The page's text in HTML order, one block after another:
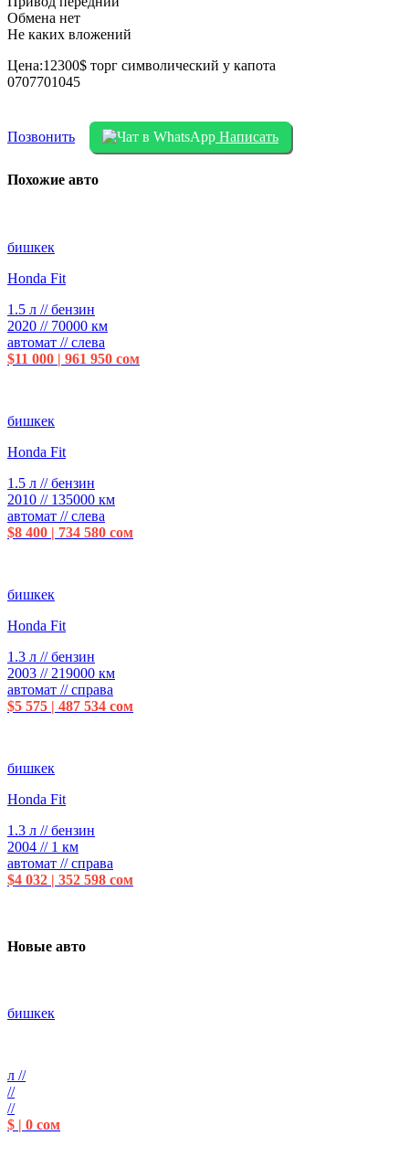
Обмена нет
Не каких вложений
Цена:12300$ торг символический у капота
0707701045
Позвонить Написать
Похожие авто
бишкек
Honda Fit
1.5 л // бензин
2020 // 70000 км
автомат // слева
$11 000 | 961 950 сом
бишкек
Honda Fit
1.5 л // бензин
2010 // 135000 км
автомат // слева
$8 400 | 734 580 сом
бишкек
Honda Fit
1.3 л // бензин
2003 // 219000 км
автомат // справа
$5 575 | 487 534 сом
бишкек
Honda Fit
1.3 л // бензин
2004 // 1 км
автомат // справа
$4 032 | 352 598 сом
Новые авто
бишкек
л //
//
//
$ | 0 сом